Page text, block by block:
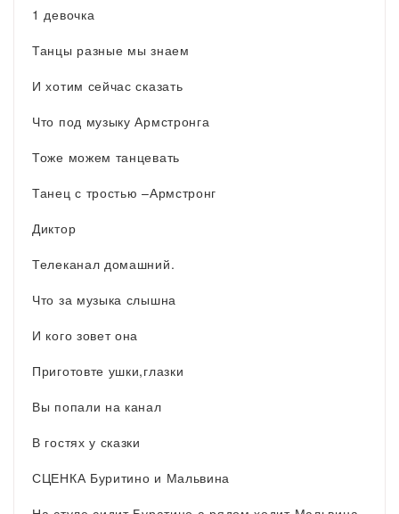
1 девочка
Танцы разные мы знаем
И хотим сейчас сказать
Что под музыку Армстронга
Тоже можем танцевать
Танец с тростью –Армстронг
Диктор
Телеканал домашний.
Что за музыка слышна
И кого зовет она
Приготовте ушки,глазки
Вы попали на канал
В гостях у сказки
СЦЕНКА Буритино и Мальвина